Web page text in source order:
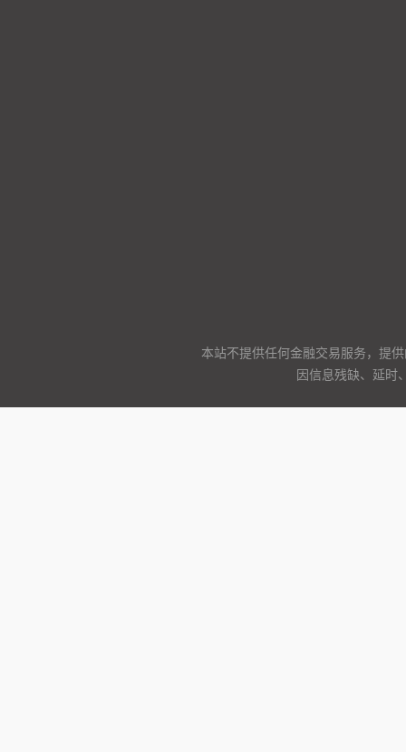
本站不提供任何金融交易服务，提
因信息残缺、延时